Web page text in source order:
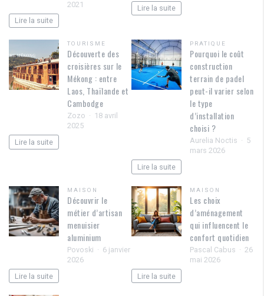
2021
Lire la suite
Lire la suite
TOURISME
Découverte des
croisières sur le
Mékong : entre
Laos, Thaïlande et
Cambodge
Zozo
18 avril
2025
Lire la suite
PRATIQUE
Pourquoi le coût
construction
terrain de padel
peut-il varier selon
le type
d’installation
choisi ?
Aurelia Noctis
5
mars 2026
Lire la suite
MAISON
Découvrir le
métier d’artisan
menuisier
aluminium
Povoski
6 janvier
2026
Lire la suite
MAISON
Les choix
d’aménagement
qui influencent le
confort quotidien
Pascal Cabus
26
mai 2026
Lire la suite